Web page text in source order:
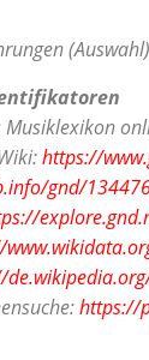
Musiklexikon
https://
gnd/
https://